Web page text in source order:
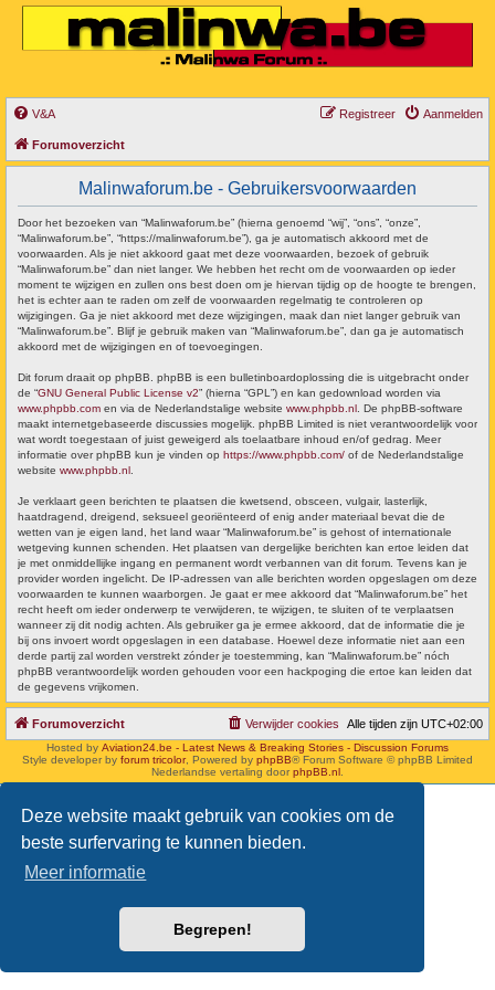
Deze website maakt gebruik van cookies om de
beste surfervaring te kunnen bieden.
Meer informatie
Begrepen!
V&A Aanmelden
Registreer
Forumoverzicht
Malinwaforum.be - Gebruikersvoorwaarden
Door het bezoeken van “Malinwaforum.be” (hierna genoemd “wij”, “ons”, “onze”,
“Malinwaforum.be”, “https://malinwaforum.be”), ga je automatisch akkoord met de
voorwaarden. Als je niet akkoord gaat met deze voorwaarden, bezoek of gebruik
“Malinwaforum.be” dan niet langer. We hebben het recht om de voorwaarden op ieder
moment te wijzigen en zullen ons best doen om je hiervan tijdig op de hoogte te brengen,
het is echter aan te raden om zelf de voorwaarden regelmatig te controleren op
wijzigingen. Ga je niet akkoord met deze wijzigingen, maak dan niet langer gebruik van
“Malinwaforum.be”. Blijf je gebruik maken van “Malinwaforum.be”, dan ga je automatisch
akkoord met de wijzigingen en of toevoegingen.
Dit forum draait op phpBB. phpBB is een bulletinboardoplossing die is uitgebracht onder
de “GNU General Public License v2” (hierna “GPL”) en kan gedownload worden via
www.phpbb.com en via de Nederlandstalige website www.phpbb.nl . De phpBB-software
maakt internetgebaseerde discussies mogelijk. phpBB Limited is niet verantwoordelijk voor
wat wordt toegestaan of juist geweigerd als toelaatbare inhoud en/of gedrag. Meer
informatie over phpBB kun je vinden op https://www.phpbb.com/ of de Nederlandstalige
website www.phpbb.nl
Je verklaart geen berichten te plaatsen die kwetsend, obsceen, vulgair, lasterlijk,
haatdragend, dreigend, seksueel georiënteerd of enig ander materiaal bevat die de
wetten van je eigen land, het land waar “Malinwaforum.be” is gehost of internationale
wetgeving kunnen schenden. Het plaatsen van dergelijke berichten kan ertoe leiden dat
je met onmiddellijke ingang en permanent wordt verbannen van dit forum. Tevens kan je
provider worden ingelicht. De IP-adressen van alle berichten worden opgeslagen om deze
voorwaarden te kunnen waarborgen. Je gaat er mee akkoord dat “Malinwaforum.be” het
recht heeft om ieder onderwerp te verwijderen, te wijzigen, te sluiten of te verplaatsen
wanneer zij dit nodig achten. Als gebruiker ga je ermee akkoord, dat de informatie die je
bij ons invoert wordt opgeslagen in een database. Hoewel deze informatie niet aan een
derde partij zal worden verstrekt zónder je toestemming, kan “Malinwaforum.be” nóch
phpBB verantwoordelijk worden gehouden voor een hackpoging die ertoe kan leiden dat
de gegevens vrijkomen.
Forumoverzicht Alle tijden zijn UTC+02:00
Verwijder cookies
Hosted by Aviation24.be - Latest News & Breaking Stories - Discussion Forums
Style developer by forum tricolor, Powered by phpBB® Forum Software © phpBB Limited
Nederlandse vertaling doorphpBB.nl